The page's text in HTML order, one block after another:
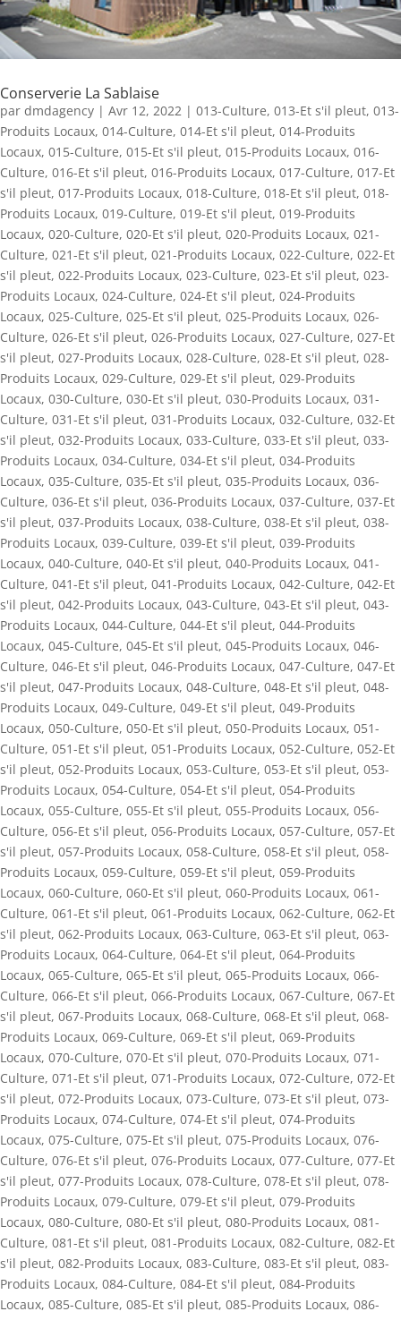
Conserverie La Sablaise
par dmdagency | Avr 12, 2022 | 013-Culture, 013-Et s'il pleut, 013-
Produits Locaux, 014-Culture, 014-Et s'il pleut, 014-Produits
Locaux, 015-Culture, 015-Et s'il pleut, 015-Produits Locaux, 016-
Culture, 016-Et s'il pleut, 016-Produits Locaux, 017-Culture, 017-Et
s'il pleut, 017-Produits Locaux, 018-Culture, 018-Et s'il pleut, 018-
Produits Locaux, 019-Culture, 019-Et s'il pleut, 019-Produits
Locaux, 020-Culture, 020-Et s'il pleut, 020-Produits Locaux, 021-
Culture, 021-Et s'il pleut, 021-Produits Locaux, 022-Culture, 022-Et
s'il pleut, 022-Produits Locaux, 023-Culture, 023-Et s'il pleut, 023-
Produits Locaux, 024-Culture, 024-Et s'il pleut, 024-Produits
Locaux, 025-Culture, 025-Et s'il pleut, 025-Produits Locaux, 026-
Culture, 026-Et s'il pleut, 026-Produits Locaux, 027-Culture, 027-Et
s'il pleut, 027-Produits Locaux, 028-Culture, 028-Et s'il pleut, 028-
Produits Locaux, 029-Culture, 029-Et s'il pleut, 029-Produits
Locaux, 030-Culture, 030-Et s'il pleut, 030-Produits Locaux, 031-
Culture, 031-Et s'il pleut, 031-Produits Locaux, 032-Culture, 032-Et
s'il pleut, 032-Produits Locaux, 033-Culture, 033-Et s'il pleut, 033-
Produits Locaux, 034-Culture, 034-Et s'il pleut, 034-Produits
Locaux, 035-Culture, 035-Et s'il pleut, 035-Produits Locaux, 036-
Culture, 036-Et s'il pleut, 036-Produits Locaux, 037-Culture, 037-Et
s'il pleut, 037-Produits Locaux, 038-Culture, 038-Et s'il pleut, 038-
Produits Locaux, 039-Culture, 039-Et s'il pleut, 039-Produits
Locaux, 040-Culture, 040-Et s'il pleut, 040-Produits Locaux, 041-
Culture, 041-Et s'il pleut, 041-Produits Locaux, 042-Culture, 042-Et
s'il pleut, 042-Produits Locaux, 043-Culture, 043-Et s'il pleut, 043-
Produits Locaux, 044-Culture, 044-Et s'il pleut, 044-Produits
Locaux, 045-Culture, 045-Et s'il pleut, 045-Produits Locaux, 046-
Culture, 046-Et s'il pleut, 046-Produits Locaux, 047-Culture, 047-Et
s'il pleut, 047-Produits Locaux, 048-Culture, 048-Et s'il pleut, 048-
Produits Locaux, 049-Culture, 049-Et s'il pleut, 049-Produits
Locaux, 050-Culture, 050-Et s'il pleut, 050-Produits Locaux, 051-
Culture, 051-Et s'il pleut, 051-Produits Locaux, 052-Culture, 052-Et
s'il pleut, 052-Produits Locaux, 053-Culture, 053-Et s'il pleut, 053-
Produits Locaux, 054-Culture, 054-Et s'il pleut, 054-Produits
Locaux, 055-Culture, 055-Et s'il pleut, 055-Produits Locaux, 056-
Culture, 056-Et s'il pleut, 056-Produits Locaux, 057-Culture, 057-Et
s'il pleut, 057-Produits Locaux, 058-Culture, 058-Et s'il pleut, 058-
Produits Locaux, 059-Culture, 059-Et s'il pleut, 059-Produits
Locaux, 060-Culture, 060-Et s'il pleut, 060-Produits Locaux, 061-
Culture, 061-Et s'il pleut, 061-Produits Locaux, 062-Culture, 062-Et
s'il pleut, 062-Produits Locaux, 063-Culture, 063-Et s'il pleut, 063-
Produits Locaux, 064-Culture, 064-Et s'il pleut, 064-Produits
Locaux, 065-Culture, 065-Et s'il pleut, 065-Produits Locaux, 066-
Culture, 066-Et s'il pleut, 066-Produits Locaux, 067-Culture, 067-Et
s'il pleut, 067-Produits Locaux, 068-Culture, 068-Et s'il pleut, 068-
Produits Locaux, 069-Culture, 069-Et s'il pleut, 069-Produits
Locaux, 070-Culture, 070-Et s'il pleut, 070-Produits Locaux, 071-
Culture, 071-Et s'il pleut, 071-Produits Locaux, 072-Culture, 072-Et
s'il pleut, 072-Produits Locaux, 073-Culture, 073-Et s'il pleut, 073-
Produits Locaux, 074-Culture, 074-Et s'il pleut, 074-Produits
Locaux, 075-Culture, 075-Et s'il pleut, 075-Produits Locaux, 076-
Culture, 076-Et s'il pleut, 076-Produits Locaux, 077-Culture, 077-Et
s'il pleut, 077-Produits Locaux, 078-Culture, 078-Et s'il pleut, 078-
Produits Locaux, 079-Culture, 079-Et s'il pleut, 079-Produits
Locaux, 080-Culture, 080-Et s'il pleut, 080-Produits Locaux, 081-
Culture, 081-Et s'il pleut, 081-Produits Locaux, 082-Culture, 082-Et
s'il pleut, 082-Produits Locaux, 083-Culture, 083-Et s'il pleut, 083-
Produits Locaux, 084-Culture, 084-Et s'il pleut, 084-Produits
Locaux, 085-Culture, 085-Et s'il pleut, 085-Produits Locaux, 086-